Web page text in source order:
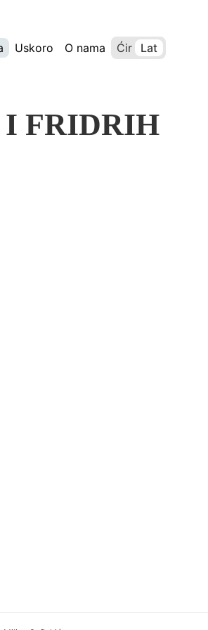
Uskoro O nama Ćir Lat
I FRIDRIH